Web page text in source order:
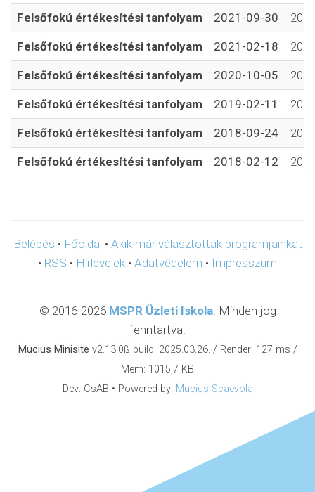
Felsőfokú értékesítési tanfolyam 2021-09-30
Felsőfokú értékesítési tanfolyam 2021-02-18
Felsőfokú értékesítési tanfolyam 2020-10-05
Felsőfokú értékesítési tanfolyam 2019-02-11
Felsőfokú értékesítési tanfolyam 2018-09-24
Felsőfokú értékesítési tanfolyam 2018-02-12
Belépés • Főoldal • Akik már választották programjainkat
• RSS • Hírlevelek • Adatvédelem • Impresszum
© 2016-2026 MSPR Üzleti Iskola. Minden jog
fenntartva.
Mucius Minisite v2.13.0ß build: 2025.03.26. / Render: 127 ms /
Mem: 1015,7 KB
Dev: CsAB • Powered by: Mucius Scaevola